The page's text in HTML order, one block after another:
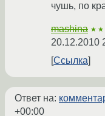
чушь, по
mashina
20.12.2010
Ссылка
Ответ на:
+00:00